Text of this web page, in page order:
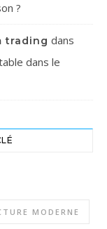
?
trading dans
dans le
MODERNE